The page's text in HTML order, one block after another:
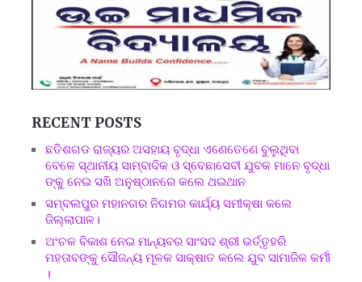
RECENT POSTS
ଛତିଶଗଡ ରାଜ୍ୟର ଅସହାୟ ବୃଦ୍ଧା ଏଣେତେଣେ ବୁଲୁଥିବା
ବେଳେ ସ୍ଥାନୀୟ ସାମ୍ବାଦିକ ଓ ସ୍ବେଛାସେବୀ ଯୁବକ ମାନେ ବୃଦ୍ଧା
ଙ୍କୁ ନେଇ ସଖି ଅନୁଷ୍ଠାନରେ କଲେ ଥଇଥାନ
ସମ୍ବଲପୁର ମହାନଗର ନିଗମର କାର୍ଯ୍ୟ ସମୀକ୍ଷା କଲେ
ଜିଲ୍ଲାପାଳ।
ଅଂଚଳ ବିକାଶ ନେଇ ମାନ୍ୟବର ସାଂସଦ ଶ୍ରୀ ଭର୍ତ୍ତୃହରି
ମହତାବଙ୍କୁ ସୌଜନ୍ୟ ମୂଳକ ସାକ୍ଷାତ କଲେ ଯୁବ ସାମାଜିକ କର୍ମୀ
।